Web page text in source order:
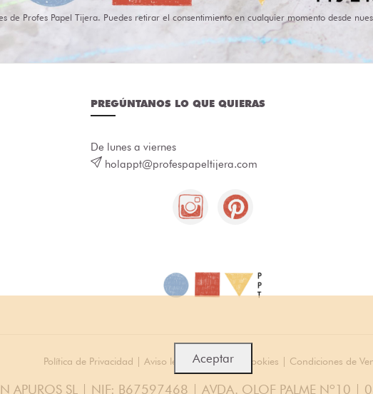
de Profes Papel Tijera. Puedes retirar el consentimiento en cualquier momento desde
PREGÚNTANOS LO QUE QUIERAS
De lunes a viernes
holappt@profespapeltijera.com
Política de Privacidad | Aviso legal |Política de cookies | Condiciones de
APUROS SL | NIF: B67597468 | AVDA. OLOF PALME Nº10 |
Aceptar